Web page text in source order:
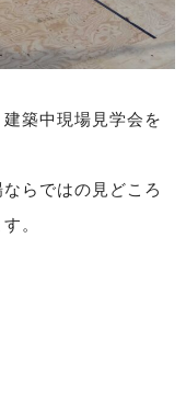
築中現場見学会を
らではの見どころ
。